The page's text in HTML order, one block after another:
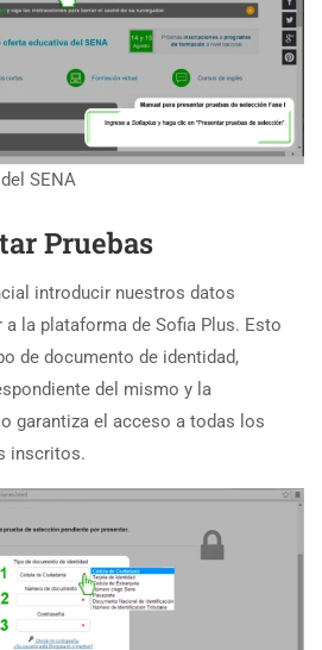
SENA
Pruebas
introducir nuestros datos
a la plataforma de Sofia Plus. Esto
de documento de identidad,
del mismo y la
garantiza el acceso a todas los
inscritos.